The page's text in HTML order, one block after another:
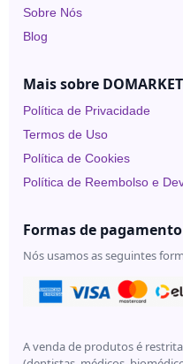
Sobre Nós
Blog
Mais sobre DOMARKET
Política de Privacidade
Termos de Uso
Política de Cookies
Política de Reembolso e
Formas de pagamento
Nós usamos as seguintes
A venda de produtos é